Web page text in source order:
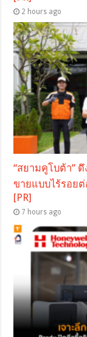
2 hours ago
“สยามคูโบต้า”
ขายแบบไร้รอยต่
[PR]
7 hours ago